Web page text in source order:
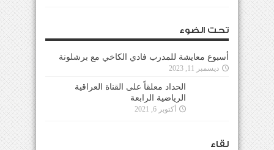
تحت الضوء
أسبوع معايشة للمدرب فادي الكاخي مع برشلونة
ديسمبر 11, 2023
الحداد معلقاً على القناة العراقية
الرياضية الرابعة
أكتوبر 6, 2021
لقاء